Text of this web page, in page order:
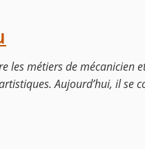
métiers de mécanicien
Aujourd’hui, il se